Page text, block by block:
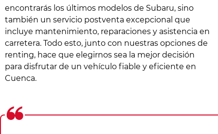
encontrarás los últimos modelos de Subaru, sino
también un servicio postventa excepcional que
incluye mantenimiento, reparaciones y asistencia en
carretera. Todo esto, junto con nuestras opciones de
renting, hace que elegirnos sea la mejor decisión
para disfrutar de un vehículo fiable y eficiente en
Cuenca.